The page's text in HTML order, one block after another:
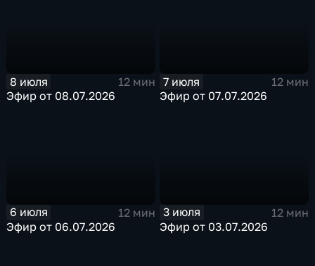
8 июля
12 мин
Эфир от 08.07.2026
7 июля
12 мин
Эфир от 07.07.2026
6 июля
12 мин
Эфир от 06.07.2026
3 июля
12 мин
Эфир от 03.07.2026